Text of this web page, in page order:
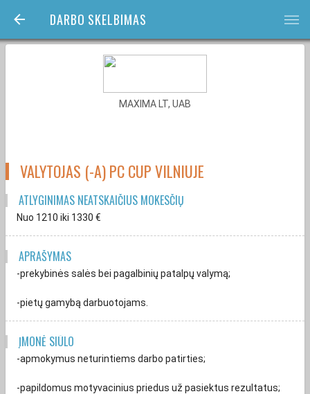
DARBO SKELBIMAS bars
MAXIMA LT, UAB
VALYTOJAS (-A) PC CUP VILNIUJE
ATLYGINIMAS NEATSKAIČIUS MOKESČIŲ
Nuo 1210 iki 1330 €
APRAŠYMAS
-prekybinės salės bei pagalbinių patalpų valymą;
-pietų gamybą darbuotojams.
ĮMONĖ SIŪLO
-apmokymus neturintiems darbo patirties;
-papildomus motyvacinius priedus už pasiektus rezultatus;